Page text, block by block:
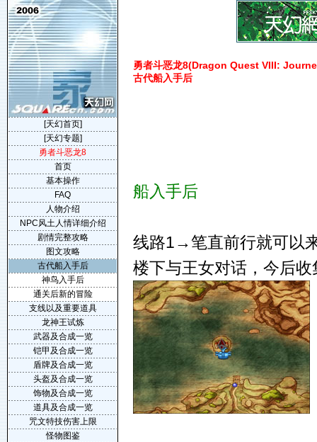
勇者斗恶龙8(Dragon Quest VIII:
古代船入手后
船入手后
线路1→笔直前行就可以
楼下与王女对话，今后
[天幻首页]
[天幻专题]
勇者斗恶龙8
首页
基本操作
FAQ
人物介绍
NPC风土人情详细介绍
剧情完整攻略
图文攻略
古代船入手后
神鸟入手后
通关后新的冒险
支线以及重要道具
龙神王试炼
武器及合成一览
铠甲及合成一览
盾牌及合成一览
头盔及合成一览
饰物及合成一览
道具及合成一览
咒文特技伤害上限
怪物图鉴